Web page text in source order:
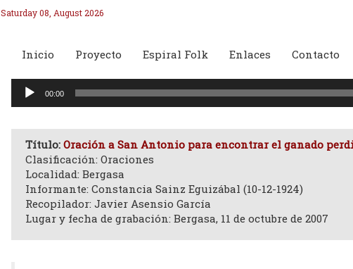
Saturday 08, August 2026
Inicio Proyecto Espiral Folk Enlaces Contacto
Reproductor
00:00
Título: Oración a San Antonio para encontrar el ganado
Clasificación: Oraciones
Localidad: Bergasa
Informante: Constancia Sainz Eguizábal (10-12-1924)
Recopilador: Javier Asensio García
Lugar y fecha de grabación: Bergasa, 11 de octubre de 2007